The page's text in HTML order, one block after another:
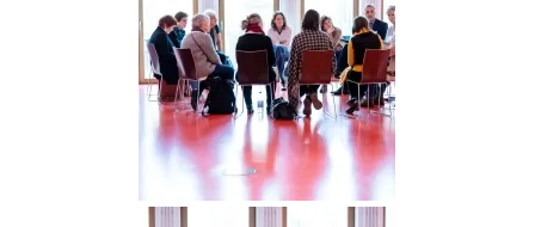
DGGO_23_330